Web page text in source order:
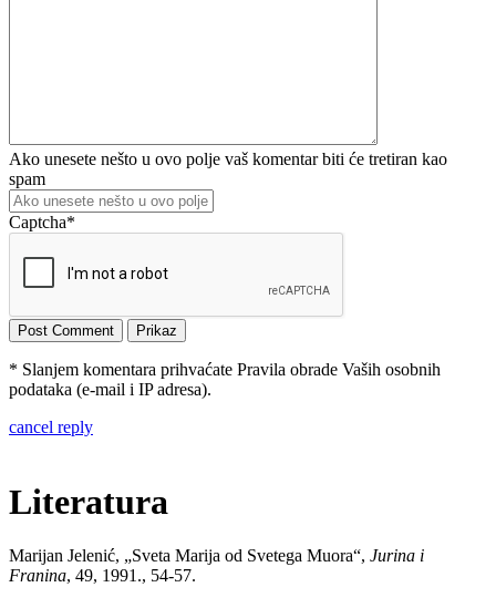
Ako unesete nešto u ovo polje vaš komentar biti će tretiran kao
spam
Captcha*
* Slanjem komentara prihvaćate Pravila obrade Vaših osobnih
podataka (e-mail i IP adresa).
cancel reply
Literatura
Marijan Jelenić, „Sveta Marija od Svetega Muora“, Jurina i
Franina, 49, 1991., 54-57.